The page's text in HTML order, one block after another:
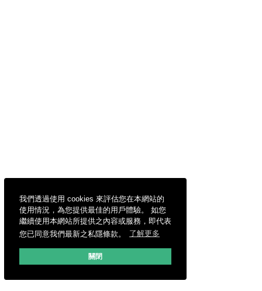
我們透過使用 cookies 來評估您在本網站的
使用情況，為您提供最佳的用戶體驗。 如您
繼續使用本網站所提供之內容或服務，即代表
您已同意我們最新之私隱條款。
了解更多
關閉